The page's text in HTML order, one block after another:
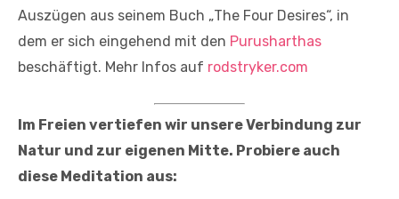
Auszügen aus seinem Buch „The Four Desires“, in
dem er sich eingehend mit den Purusharthas
beschäftigt. Mehr Infos auf rodstryker.com
Im Freien vertiefen wir unsere Verbindung zur
Natur und zur eigenen Mitte. Probiere auch
diese Meditation aus: